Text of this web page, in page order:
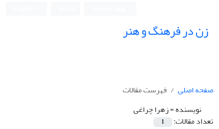
زن در فرهنگ و هنر
صفحه اصلی
فهرست مقالات
نویسنده =زهرا چراغی
تعداد مقالات:
1